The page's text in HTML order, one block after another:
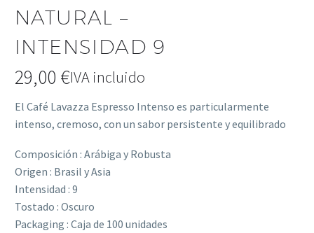
NATURAL –
INTENSIDAD 9
29,00 €IVA incluido
El Café Lavazza Espresso Intenso es particularmente
intenso, cremoso, con un sabor persistente y equilibrado
Composición : Arábiga y Robusta
Origen : Brasil y Asia
Intensidad : 9
Tostado : Oscuro
Packaging : Caja de 100 unidades